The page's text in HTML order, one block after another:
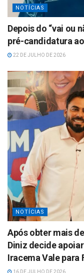
NOTÍCIAS
Depois do “vai ou
pré-candidatura
22 DE JULHO DE 2026
NOTÍCIAS
Após obter mais
Diniz decide
Iracema Vale para
16 DE JULHO DE 2026